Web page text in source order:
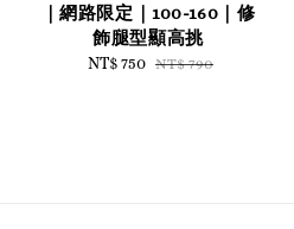
｜網路限定｜100-160｜修
飾腿型顯高挑
Sale
NT$ 750 Regular
NT$ 790